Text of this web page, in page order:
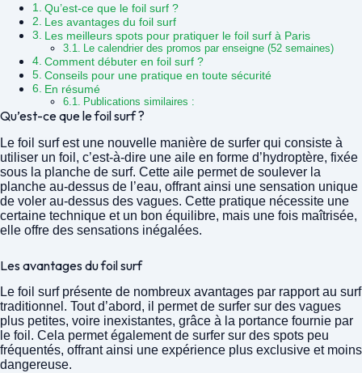
Qu’est-ce que le foil surf ?
Les avantages du foil surf
Les meilleurs spots pour pratiquer le foil surf à Paris
Le calendrier des promos par enseigne (52 semaines)
Comment débuter en foil surf ?
Conseils pour une pratique en toute sécurité
En résumé
Publications similaires :
Qu’est-ce que le foil surf ?
Le foil surf est une nouvelle manière de surfer qui consiste à
utiliser un foil, c’est-à-dire une aile en forme d’hydroptère, fixée
sous la planche de surf. Cette aile permet de soulever la
planche au-dessus de l’eau, offrant ainsi une sensation unique
de voler au-dessus des vagues. Cette pratique nécessite une
certaine technique et un bon équilibre, mais une fois maîtrisée,
elle offre des sensations inégalées.
Les avantages du foil surf
Le foil surf présente de nombreux avantages par rapport au surf
traditionnel. Tout d’abord, il permet de surfer sur des vagues
plus petites, voire inexistantes, grâce à la portance fournie par
le foil. Cela permet également de surfer sur des spots peu
fréquentés, offrant ainsi une expérience plus exclusive et moins
dangereuse.